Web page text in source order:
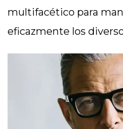
multifacético para
eficazmente los